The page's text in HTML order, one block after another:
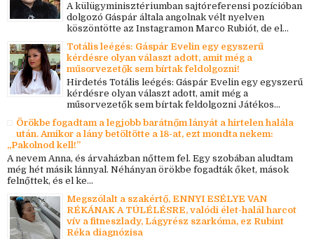
A külügyminisztériumban sajtóreferensi pozícióban
dolgozó Gáspár általa angolnak vélt nyelven
köszöntötte az Instagramon Marco Rubiót, de el...
Totális leégés: Gáspár Evelin egy egyszerű
kérdésre olyan választ adott, amit még a
műsorvezetők sem bírtak feldolgozni!
Hirdetés Totális leégés: Gáspár Evelin egy egyszerű
kérdésre olyan választ adott, amit még a
műsorvezetők sem bírtak feldolgozni Játékos...
Örökbe fogadtam a legjobb barátnőm lányát a hirtelen halála
után. Amikor a lány betöltötte a 18-at, ezt mondta nekem:
„Pakolnod kell!”
A nevem Anna, és árvaházban nőttem fel. Egy szobában aludtam
még hét másik lánnyal. Néhányan örökbe fogadták őket, mások
felnőttek, és el ke...
Megszólalt a szakértő, ENNYI ESÉLYE VAN
RÉKÁNAK A TÚLÉLÉSRE, valódi élet-halál harcot
vív a fitneszlady, Lágyrész szarkóma, ez Rubint
Réka diagnózisa